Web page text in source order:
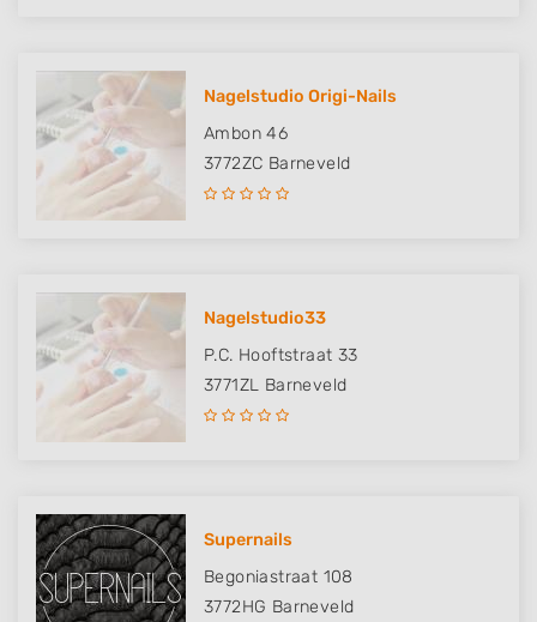
Nagelstudio Origi-Nails
Ambon 46
3772ZC Barneveld
Nagelstudio33
P.C. Hooftstraat 33
3771ZL Barneveld
Supernails
Begoniastraat 108
3772HG Barneveld